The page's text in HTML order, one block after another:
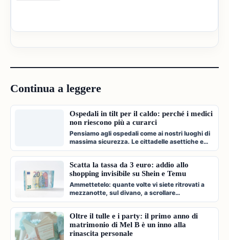
Continua a leggere
Ospedali in tilt per il caldo: perché i medici
non riescono più a curarci
Pensiamo agli ospedali come ai nostri luoghi di
massima sicurezza. Le cittadelle asettiche e
climatizzate dove veniamo c…
Scatta la tassa da 3 euro: addio allo
shopping invisibile su Shein e Temu
Ammettetelo: quante volte vi siete ritrovati a
mezzanotte, sul divano, a scrollare
compulsivamente l'app di Shein, Temu…
Oltre il tulle e i party: il primo anno di
matrimonio di Mel B è un inno alla
rinascita personale